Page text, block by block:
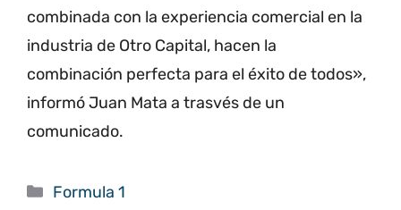
combinada con la experiencia comercial en la
industria de Otro Capital, hacen la
combinación perfecta para el éxito de todos»,
informó Juan Mata a trasvés de un
comunicado.
Categorías
Formula 1